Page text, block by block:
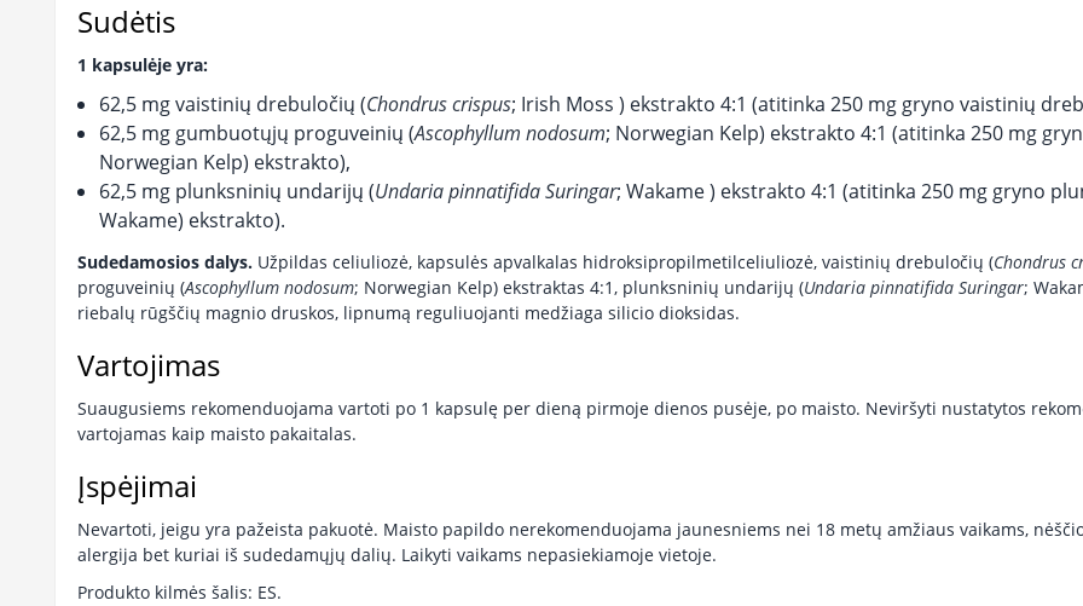
Sudėtis
1 kapsulėje yra:
62,5 mg vaistinių drebuločių (Chondrus crispus; Irish Moss ) ekstrakto 4:1 (atitinka 250 mg gryno vaistinių
62,5 mg gumbuotųjų proguveinių (Ascophyllum nodosum; Norwegian Kelp) ekstrakto 4:1 (atitinka 250 mg
Norwegian Kelp) ekstrakto),
62,5 mg plunksninių undarijų (Undaria pinnatifida Suringar; Wakame ) ekstrakto 4:1 (atitinka 250 mg gryno
Wakame) ekstrakto).
Sudedamosios dalys. Užpildas celiuliozė, kapsulės apvalkalas hidroksipropilmetilceliuliozė, vaistinių drebuločių (Chondrus
proguveinių (Ascophyllum nodosum; Norwegian Kelp) ekstraktas 4:1, plunksninių undarijų (Undaria pinnatifida Suringar;
riebalų rūgščių magnio druskos, lipnumą reguliuojanti medžiaga silicio dioksidas.
Vartojimas
Suaugusiems rekomenduojama vartoti po 1 kapsulę per dieną pirmoje dienos pusėje, po maisto. Neviršyti nustatytos
vartojamas kaip maisto pakaitalas.
Įspėjimai
Nevartoti, jeigu yra pažeista pakuotė. Maisto papildo nerekomenduojama jaunesniems nei 18 metų amžiaus vaikams,
alergija bet kuriai iš sudedamųjų dalių. Laikyti vaikams nepasiekiamoje vietoje.
Produkto kilmės šalis: ES.